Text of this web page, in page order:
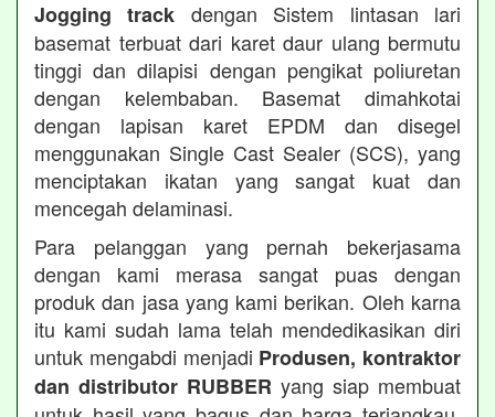
Jogging track dengan Sistem lintasan lari
basemat terbuat dari karet daur ulang bermutu
tinggi dan dilapisi dengan pengikat poliuretan
dengan kelembaban. Basemat dimahkotai
dengan lapisan karet EPDM dan disegel
menggunakan Single Cast Sealer (SCS), yang
menciptakan ikatan yang sangat kuat dan
mencegah delaminasi.
Para pelanggan yang pernah bekerjasama
dengan kami merasa sangat puas dengan
produk dan jasa yang kami berikan. Oleh karna
itu kami sudah lama telah mendedikasikan diri
untuk mengabdi menjadi Produsen, kontraktor
dan distributor RUBBER yang siap membuat